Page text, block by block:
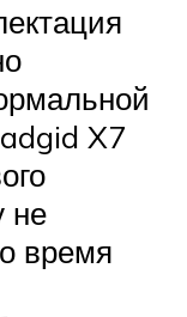
X7
не
время